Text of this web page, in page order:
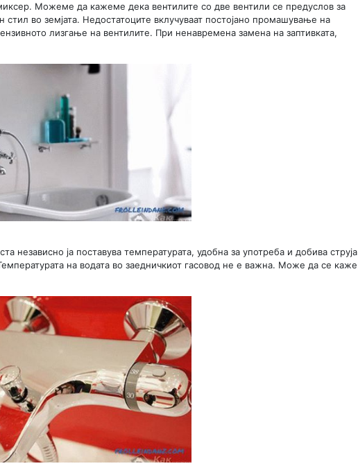
Можеме да кажеме дека вентилите со две вентили се предуслов за
во земјата. Недостатоците вклучуваат постојано промашување на
лизгање на вентилите. При ненавремена замена на заптивката,
независно ја поставува температурата, удобна за употреба и добива струја
на водата во заедничкиот гасовод не е важна. Може да се каже